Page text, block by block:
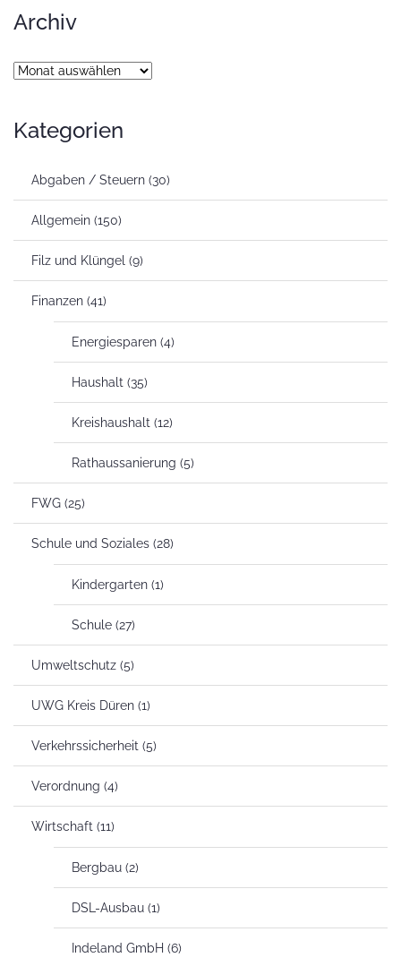
Archiv
Archiv
Kategorien
Abgaben / Steuern (30)
Allgemein (150)
Filz und Klüngel (9)
Finanzen (41)
Energiesparen (4)
Haushalt (35)
Kreishaushalt (12)
Rathaussanierung (5)
FWG (25)
Schule und Soziales (28)
Kindergarten (1)
Schule (27)
Umweltschutz (5)
UWG Kreis Düren (1)
Verkehrssicherheit (5)
Verordnung (4)
Wirtschaft (11)
Bergbau (2)
DSL-Ausbau (1)
Indeland GmbH (6)